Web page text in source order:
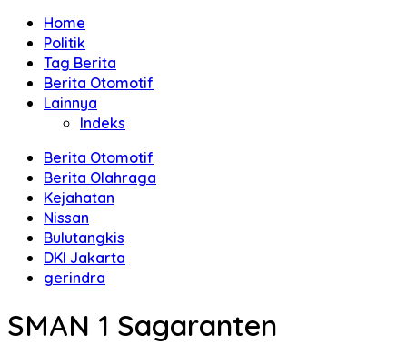
Home
Politik
Tag Berita
Berita Otomotif
Lainnya
Indeks
Berita Otomotif
Berita Olahraga
Kejahatan
Nissan
Bulutangkis
DKI Jakarta
gerindra
SMAN 1 Sagaranten